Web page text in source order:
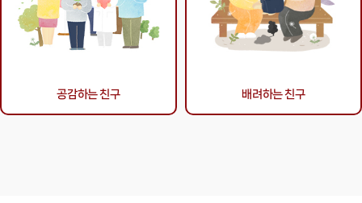
공감하는 친구 배려하는 친구